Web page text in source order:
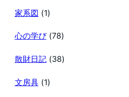
家系図 (1)
心の学び(78)
散財日記(38)
文房具(1)